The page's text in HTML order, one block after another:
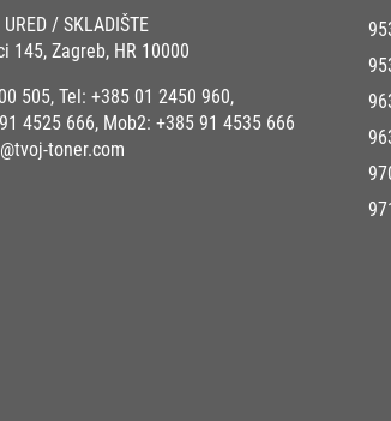
/ SKLADIŠTE
145, Zagreb, HR 10000
505, Tel: +385 01 2450 960,
4525 666, Mob2: +385 91 4535 666
toner.com